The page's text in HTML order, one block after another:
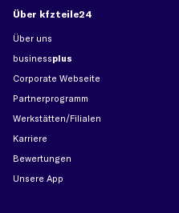
Über kfzteile24
Über uns
businessplus
Corporate Webseite
Partnerprogramm
Werkstätten/Filialen
Karriere
Bewertungen
Unsere App